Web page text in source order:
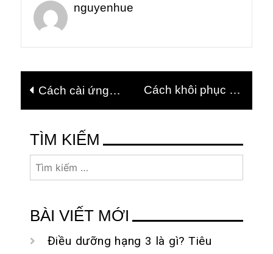
nguyenhue
Điều
hướng
bài
viết
Cách cài ứng
dụng ngoài cho
máy tính bảng
Android đơn giản
nhất
Cách khôi phục dữ
liệu đã xóa trên máy
nhất
TÌM KIẾM
Tìm
kiếm
cho:
BÀI VIẾT MỚI
Điều dưỡng hạng 3 là gì? Tiêu